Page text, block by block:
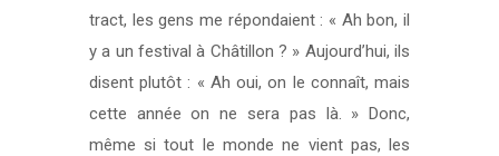
tract, les gens me répondaient : « Ah bon, il
y a un festival à Châtillon ? » Aujourd’hui, ils
disent plutôt : « Ah oui, on le connaît, mais
cette année on ne sera pas là. » Donc,
même si tout le monde ne vient pas, les